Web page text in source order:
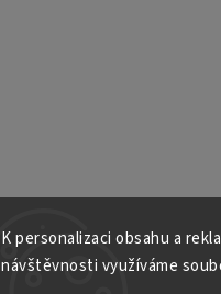
K personalizaci obsahu a
návštěvnosti využíváme